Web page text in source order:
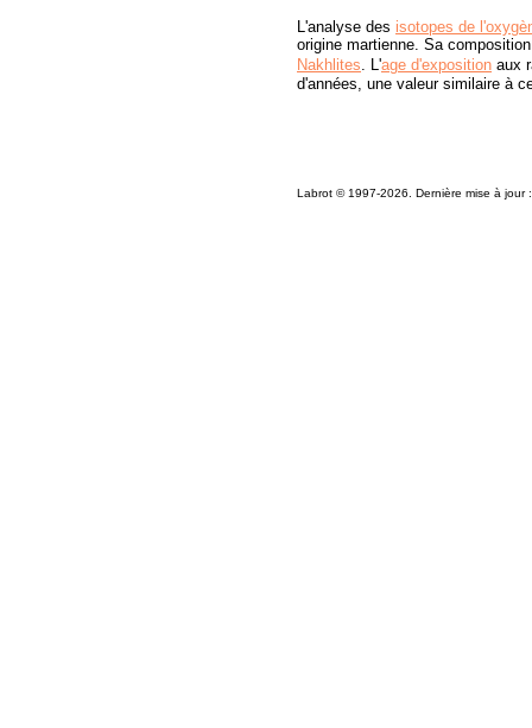
L'analyse des isotopes de
origine martienne. Sa
Nakhlites. L'age d'exposition aux
d'années, une valeur similaire à
Labrot © 1997-2026. Dernière mise à jour